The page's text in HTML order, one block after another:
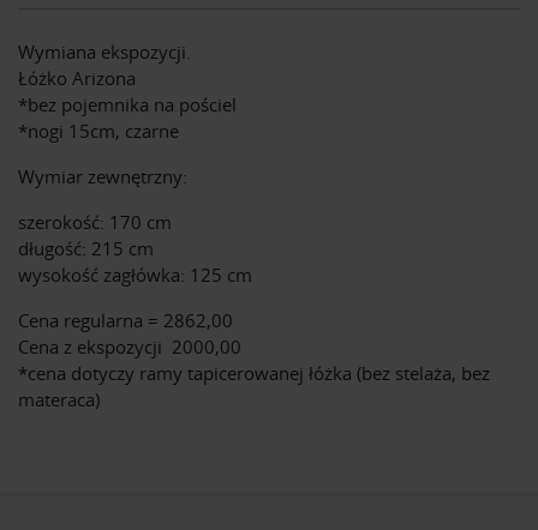
Wymiana ekspozycji.
Łóżko Arizona
*bez pojemnika na pościel
*nogi 15cm, czarne
Wymiar zewnętrzny:
szerokość: 170 cm
długość: 215 cm
wysokość zagłówka: 125 cm
Cena regularna = 2862,00
Cena z ekspozycji 2000,00
*cena dotyczy ramy tapicerowanej łóżka (bez stelaża, bez
materaca)